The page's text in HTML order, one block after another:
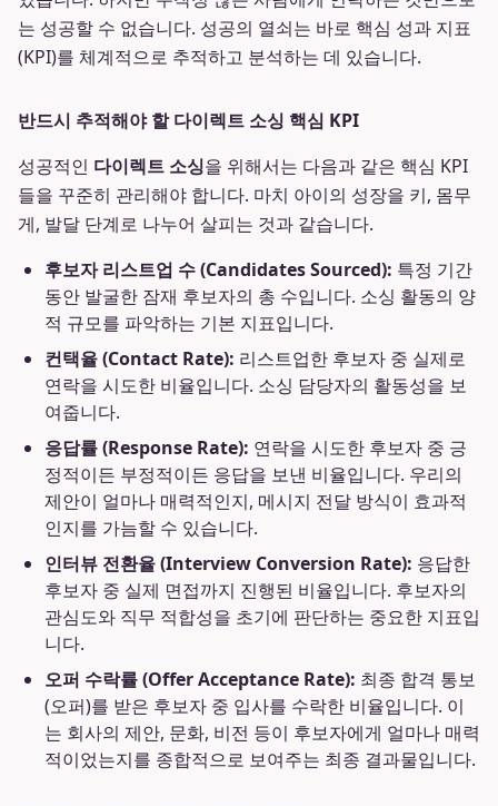
는 성공할 수 없습니다. 성공의 열쇠는 바로 핵심 성과 지표
(KPI)를 체계적으로 추적하고 분석하는 데 있습니다.
반드시 추적해야 할 다이렉트 소싱 핵심 KPI
성공적인 다이렉트 소싱을 위해서는 다음과 같은 핵심 KPI
들을 꾸준히 관리해야 합니다. 마치 아이의 성장을 키, 몸무
게, 발달 단계로 나누어 살피는 것과 같습니다.
후보자 리스트업 수 (Candidates Sourced): 특정 기간
동안 발굴한 잠재 후보자의 총 수입니다. 소싱 활동의 양
적 규모를 파악하는 기본 지표입니다.
컨택율 (Contact Rate): 리스트업한 후보자 중 실제로
연락을 시도한 비율입니다. 소싱 담당자의 활동성을 보
여줍니다.
응답률 (Response Rate): 연락을 시도한 후보자 중 긍
정적이든 부정적이든 응답을 보낸 비율입니다. 우리의
제안이 얼마나 매력적인지, 메시지 전달 방식이 효과적
인지를 가늠할 수 있습니다.
인터뷰 전환율 (Interview Conversion Rate): 응답한
후보자 중 실제 면접까지 진행된 비율입니다. 후보자의
관심도와 직무 적합성을 초기에 판단하는 중요한 지표입
니다.
오퍼 수락률 (Offer Acceptance Rate): 최종 합격 통보
(오퍼)를 받은 후보자 중 입사를 수락한 비율입니다. 이
는 회사의 제안, 문화, 비전 등이 후보자에게 얼마나 매력
적이었는지를 종합적으로 보여주는 최종 결과물입니다.